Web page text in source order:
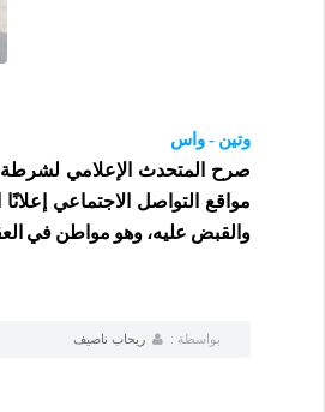
وتين - واس
صرح المتحدث الإعلامي لشرطة
والقبض عليه، وهو مواطن في
بواسطة : ريحاب ناصيف